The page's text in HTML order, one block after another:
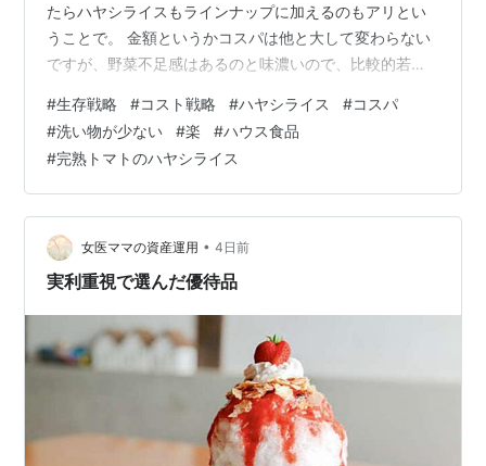
たらハヤシライスもラインナップに加えるのもアリとい
うことで。 金額というかコスパは他と大して変わらない
ですが、野菜不足感はあるのと味濃いので、比較的若い
に飽きてきた時の中休み用って感じですね。 ① ハウス
食品の完熟トマトのハヤシライス ② 王道ローテーショ
ンのリンクも一応 END 今日はシンプルに以上で ① ハウ
ス食品の完熟トマトのハヤシライス 具はシンプルで難易
度的にはかなりラクでいいのが魅力。 以下オトナの夜メ
シ3日分（6食）として ル…
#生存戦略 #コスト戦略 #ハヤシライス #コスパ
#洗い物が少ない #楽 #ハウス食品
#完熟トマトのハヤシライス
女医ママの資産運用 • 4日前
実利重視で選んだ優待品